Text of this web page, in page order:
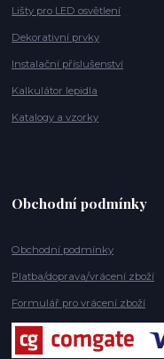
Lišty pro LED osvětlení
Dekorativní prvky
Instalační příslušenství
Kalkulátor lepidla
Katalogy a vzorky
Obchodní podmínky
Obchodní podmínky
Platba/doprava/vrácení zboží
Formulář pro vrácení zboží